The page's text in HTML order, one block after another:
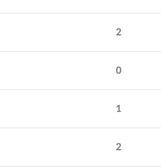
2
0
1
2